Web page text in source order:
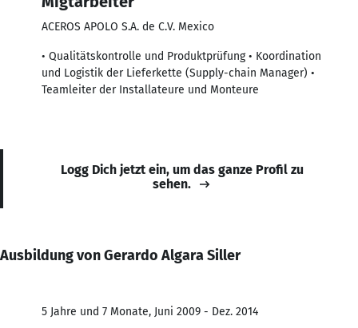
ACEROS APOLO S.A. de C.V. Mexico
• Qualitätskontrolle und Produktprüfung • Koordination
und Logistik der Lieferkette (Supply-chain Manager) •
Teamleiter der Installateure und Monteure
Logg Dich jetzt ein, um das ganze Profil zu
sehen.
Ausbildung von Gerardo Algara Siller
5 Jahre und 7 Monate, Juni 2009 - Dez. 2014